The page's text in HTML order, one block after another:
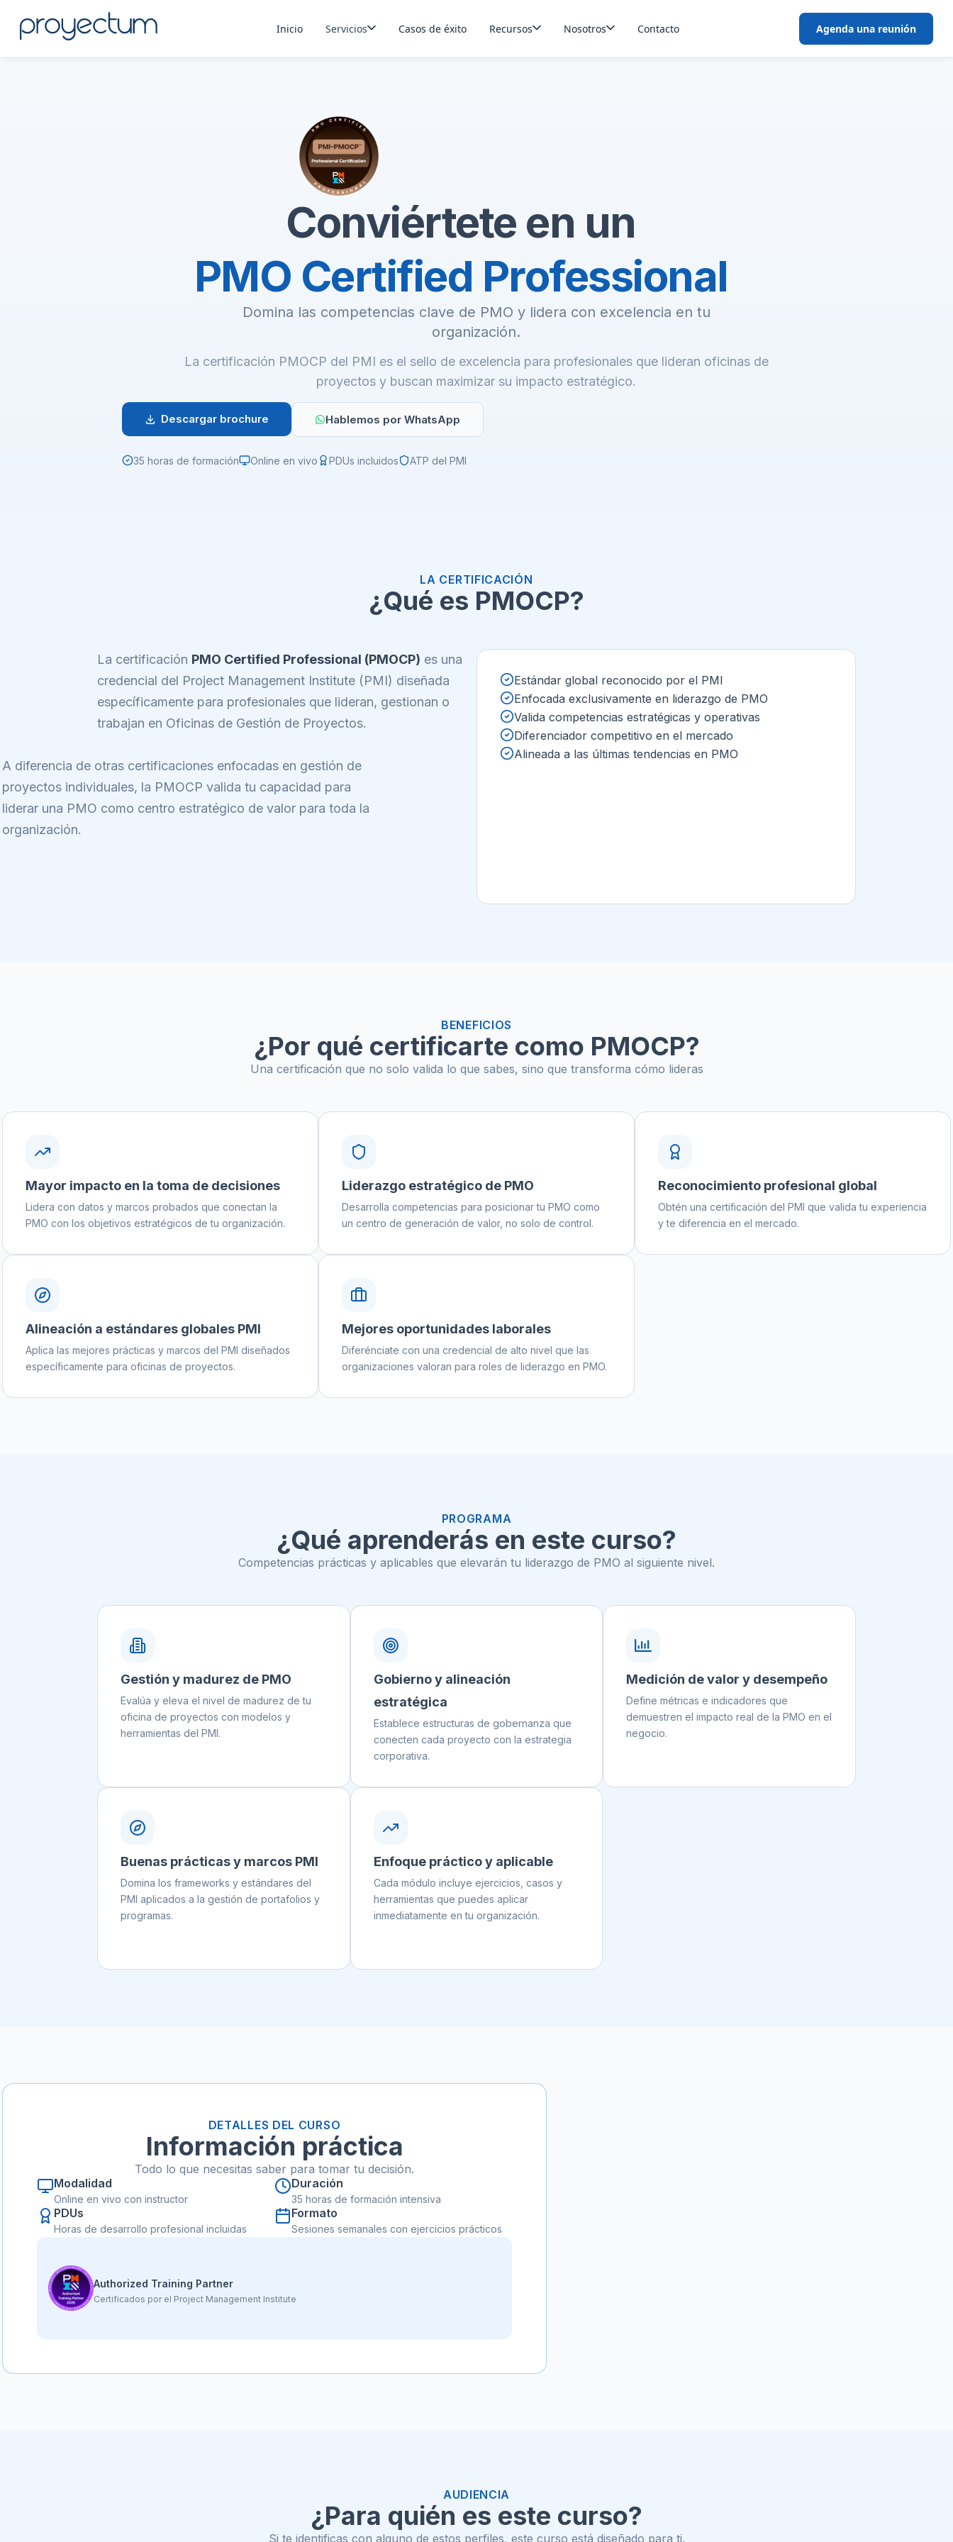
Inicio Servicios Casos de éxito Recursos Nosotros Contacto Agenda una reunión
Conviértete en un
PMO Certified Professional
Domina las competencias clave de PMO y lidera con excelencia en tu
organización.
La certificación PMOCP del PMI es el sello de excelencia para profesionales que lideran oficinas de
proyectos y buscan maximizar su impacto estratégico.
Descargar brochure Hablemos por WhatsApp
35 horas de formación Online en vivo PDUs incluidos ATP del PMI
LA CERTIFICACIÓN
¿Qué es PMOCP?
La certificación PMO Certified Professional (PMOCP) es una
credencial del Project Management Institute (PMI) diseñada
específicamente para profesionales que lideran, gestionan o
trabajan en Oficinas de Gestión de Proyectos.
A diferencia de otras certificaciones enfocadas en gestión de
proyectos individuales, la PMOCP valida tu capacidad para
liderar una PMO como centro estratégico de valor para toda la
organización.
Estándar global reconocido por el PMI
Enfocada exclusivamente en liderazgo de PMO
Valida competencias estratégicas y operativas
Diferenciador competitivo en el mercado
Alineada a las últimas tendencias en PMO
BENEFICIOS
¿Por qué certificarte como PMOCP?
Una certificación que no solo valida lo que sabes, sino que transforma cómo lideras
Mayor impacto en la toma de decisiones
Lidera con datos y marcos probados que conectan la
PMO con los objetivos estratégicos de tu organización.
Liderazgo estratégico de PMO
Desarrolla competencias para posicionar tu PMO como
un centro de generación de valor, no solo de control.
Reconocimiento profesional global
Obtén una certificación del PMI que valida tu experiencia
y te diferencia en el mercado.
Alineación a estándares globales PMI
Aplica las mejores prácticas y marcos del PMI diseñados
específicamente para oficinas de proyectos.
Mejores oportunidades laborales
Diferénciate con una credencial de alto nivel que las
organizaciones valoran para roles de liderazgo en PMO.
PROGRAMA
¿Qué aprenderás en este curso?
Competencias prácticas y aplicables que elevarán tu liderazgo de PMO al siguiente nivel.
Gestión y madurez de PMO
Evalúa y eleva el nivel de madurez de tu
oficina de proyectos con modelos y
herramientas del PMI.
Gobierno y alineación
estratégica
Establece estructuras de gobernanza que
conecten cada proyecto con la estrategia
corporativa.
Medición de valor y desempeño
Define métricas e indicadores que
demuestren el impacto real de la PMO en el
negocio.
Buenas prácticas y marcos PMI
Domina los frameworks y estándares del
PMI aplicados a la gestión de portafolios y
programas.
Enfoque práctico y aplicable
Cada módulo incluye ejercicios, casos y
herramientas que puedes aplicar
inmediatamente en tu organización.
DETALLES DEL CURSO
Información práctica
Todo lo que necesitas saber para tomar tu decisión.
Modalidad
Online en vivo con instructor
Duración
35 horas de formación intensiva
PDUs
Horas de desarrollo profesional incluidas
Formato
Sesiones semanales con ejercicios prácticos
Authorized Training Partner
Certificados por el Project Management Institute
AUDIENCIA
¿Para quién es este curso?
Si te identificas con alguno de estos perfiles, este curso está diseñado para ti.